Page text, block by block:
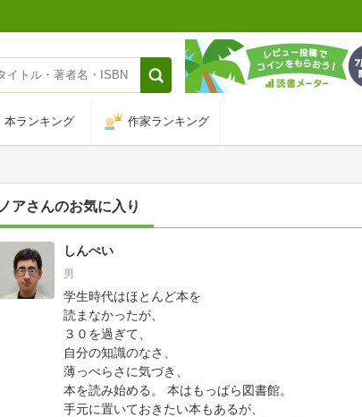
本ランキング 作家ランキング
ノアさんのお気に入り
98 しんぺい
男
学生時代はほとんど本を
読まなかったが、
３０を過ぎて、
自分の知識のなさ、
薄っぺらさに気づき、
本を読み始める。
本はもっぱら図書館。
手元に置いておきたい本もあるが、